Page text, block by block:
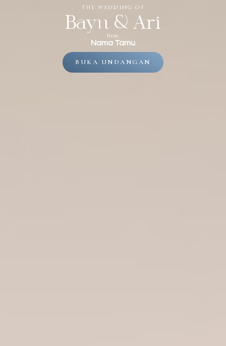
the wedding of
Bayu & Ari
Dear,
Nama Tamu
BUKA UNDANGAN